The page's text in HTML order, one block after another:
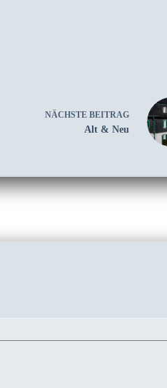
NÄCHSTEBEITRAG
Alt & Neu